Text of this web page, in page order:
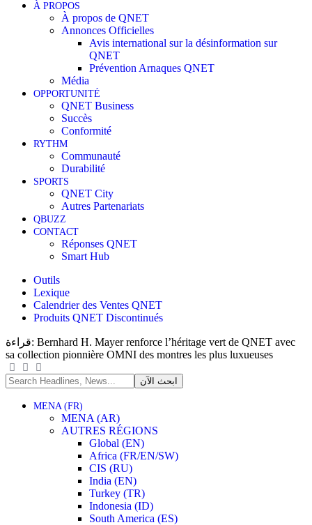
À PROPOS
À propos de QNET
Annonces Officielles
Avis international sur la désinformation sur
QNET
Prévention Arnaques QNET
Média
OPPORTUNITÉ
QNET Business
Succès
Conformité
RYTHM
Communauté
Durabilité
SPORTS
QNET City
Autres Partenariats
QBUZZ
CONTACT
Réponses QNET
Smart Hub
Outils
Lexique
Calendrier des Ventes QNET
Produits QNET Discontinués
قراءة: Bernhard H. Mayer renforce l’héritage vert de QNET avec
sa collection pionnière OMNI des montres les plus luxueuses
MENA (FR)
MENA (AR)
AUTRES RÉGIONS
Global (EN)
Africa (FR/EN/SW)
CIS (RU)
India (EN)
Turkey (TR)
Indonesia (ID)
South America (ES)